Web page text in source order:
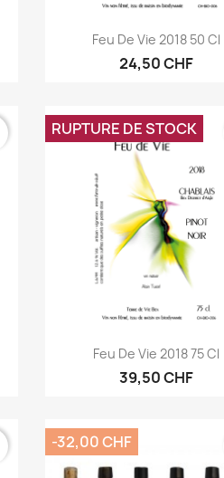
 Aperçu rapide
Feu De Vie 2018 50 Cl
24,50 CHF
 Aperçu rapide
Feu De Vie 2018 75 Cl
39,50 CHF
RUPTURE DE STOCK
-32,00 CHF